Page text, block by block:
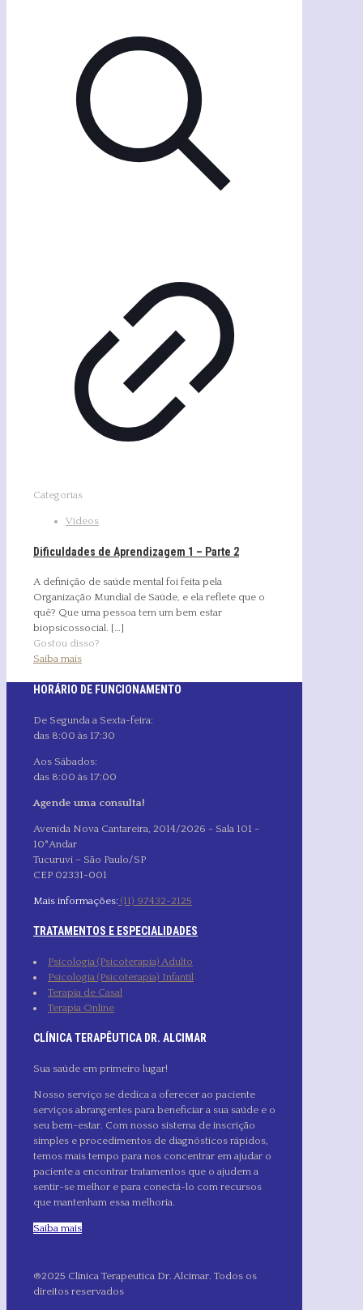
Categorias
Vídeos
Dificuldades de Aprendizagem 1 – Parte 2
A definição de saúde mental foi feita pela
Organização Mundial de Saúde, e ela reflete que o
quê? Que uma pessoa tem um bem estar
biopsicossocial. […]
Gostou disso?
Saiba mais
HORÁRIO DE FUNCIONAMENTO
De Segunda a Sexta-feira:
das 8:00 às 17:30
Aos Sábados:
das 8:00 às 17:00
Agende uma consulta!
Avenida Nova Cantareira, 2014/2026 - Sala 101 -
10°Andar
Tucuruvi – São Paulo/SP
CEP 02331-001
Mais informações: (11) 97432-2125
TRATAMENTOS E ESPECIALIDADES
Psicologia (Psicoterapia) Adulto
Psicologia (Psicoterapia) Infantil
Terapia de Casal
Terapia Online
CLÍNICA TERAPÊUTICA DR. ALCIMAR
Sua saúde em primeiro lugar!
Nosso serviço se dedica a oferecer ao paciente
serviços abrangentes para beneficiar a sua saúde e o
seu bem-estar. Com nosso sistema de inscrição
simples e procedimentos de diagnósticos rápidos,
temos mais tempo para nos concentrar em ajudar o
paciente a encontrar tratamentos que o ajudem a
sentir-se melhor e para conectá-lo com recursos
que mantenham essa melhoria.
Saiba mais
®2025 Clínica Terapeutica Dr. Alcimar. Todos os
direitos reservados